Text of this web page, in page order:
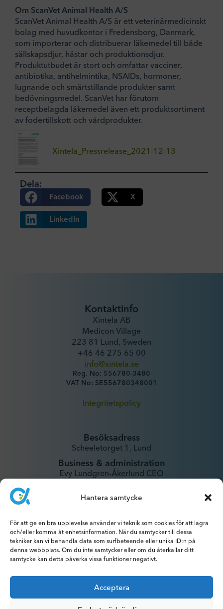
Hantera samtycke
För att ge en bra upplevelse använder vi teknik som cookies för att lagra
och/eller komma åt enhetsinformation. När du samtycker till dessa
tekniker kan vi behandla data som surfbeteende eller unika ID:n på
denna webbplats. Om du inte samtycker eller om du återkallar ditt
samtycke kan detta påverka vissa funktioner negativt.
Acceptera
Om ScanVet Animal Health A/S
ScanVet Animal Health A/S är ett veterinärmedicinskt
bolag med huvudkontor i Fredensborg, Danmark,
som importerar och distribuerar läkemedel till både
sällskapsdjur, hästar och produktionsdjur.
Produktutbudet är stort och omfattar vacciner,
antibiotika, antihelmintika, NSAIDs, hormoner,
lugnande och smärtstillande produkter samt
bedövningsmedel. ScanVet har förutom
receptbelagda läkemedel även ett produktsortiment
av fodertillskott och vårdprodukter.
Xintela_Pressrelease_2021-12-13
Dela:
Facebook X
LinkedIn
Kontaktinfo
Xintela AB
Medicon Village
223 81 Lund, Sweden
+46 46 275 65 00
info@xintela.se
Reg. No: 556780-3480
VAT No: SE556780348001
Integritetspolicy
Besöksadress
Scheeletorget 1, Lund
Business & administration
Evy Lundgren-Åkerlund CEO
ir@xintela.se
Prenumerera på pressmeddelanden,
rapporter, nyhetsbrev och analyser.